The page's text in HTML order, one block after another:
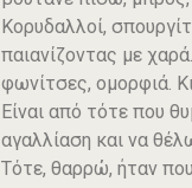
Κορυδαλλοί,
παιανίζοντας με
φωνίτσες, ομορφιά.
Είναι από τότε που
αγαλλίαση και να
Τότε, θαρρώ, ήταν